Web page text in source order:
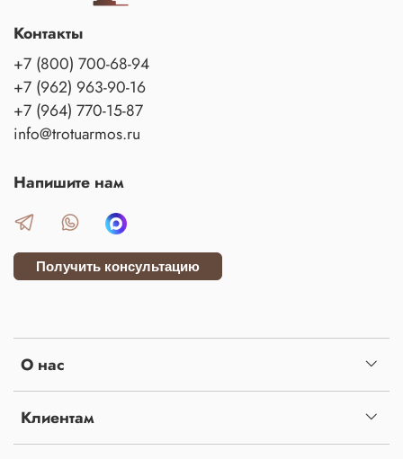
О нас
Клиентам
Контакты
+7 (800) 700-68-94
+7 (962) 963-90-16
+7 (964) 770-15-87
info@trotuarmos.ru
Напишите нам
Получить консультацию